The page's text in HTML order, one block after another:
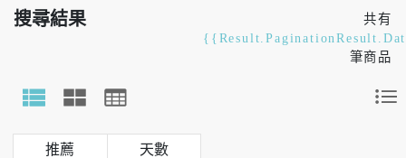
搜尋結果
共有
筆商品
天數